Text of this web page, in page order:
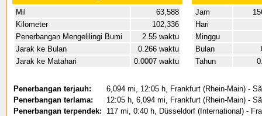
Mil
63,588
Kilometer
102,336
Penerbangan Mengelilingi Bumi
2.55 waktu
Jarak ke Bulan
0.266 waktu
Jarak ke Matahari
0.0007 waktu
Jam
Hari
Minggu
Bulan
Tahun
Penerbangan terjauh:
6,094 mi, 12:05 h, Frankfurt (Rhein-Main) -
Penerbangan terlama:
12:05 h, 6,094 mi, Frankfurt (Rhein-Main) -
Penerbangan terpendek:
117 mi, 0:40 h, Düsseldorf (International) -